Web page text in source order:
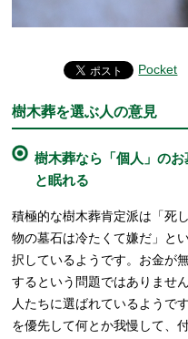
Pocket
樹木葬を選ぶ人の意見
樹木葬なら「個人」の
と眠れる
積極的な樹木葬肯定派は「死
物の墓石は冷たくて嫌だ」と
択しているようです。お金が
するという問題ではありませ
人たちに選ばれているようで
を優先して何とか我慢して、